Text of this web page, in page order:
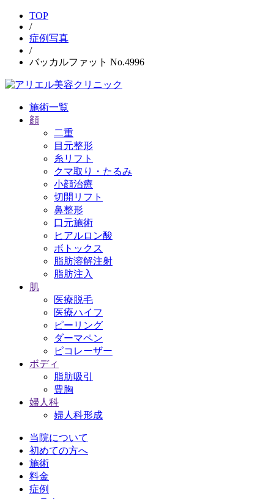
TOP
/
症例写真
/
バッカルファット No.4996
施術一覧
顔
二重
目元整形
糸リフト
クマ取り・たるみ
小顔治療
切開リフト
鼻整形
口元施術
ヒアルロン酸
ボトックス
脂肪溶解注射
脂肪注入
肌
医療脱毛
医療ハイフ
ピーリング
ダーマペン
ピコレーザー
ボディ
脂肪吸引
豊胸
婦人科
婦人科形成
当院について
初めての方へ
施術
料金
症例